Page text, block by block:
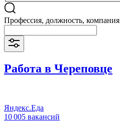
Профессия, должность, компания
Работа в Череповце
Яндекс.Еда
10 005 вакансий